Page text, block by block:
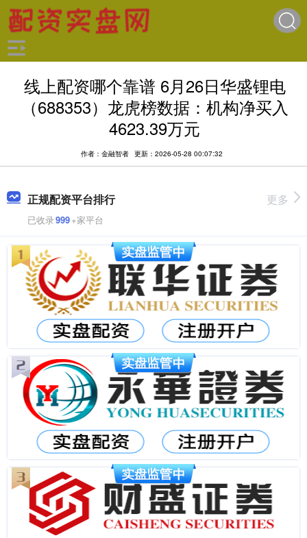
线上配资哪个靠谱 6月26日华盛锂电
（688353）龙虎榜数据：机构净买入
4623.39万元
作者：金融智者 更新：2026-05-28 00:07:32
正规配资平台排行
已收录999+家平台
更多